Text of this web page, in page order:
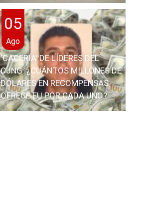
05
Ago
‘CACERÍA’ DE LÍDERES DEL
CJNG: ¿CUÁNTOS MILLONES DE
DÓLARES EN RECOMPENSAS
OFRECE EU POR CADA UNO?